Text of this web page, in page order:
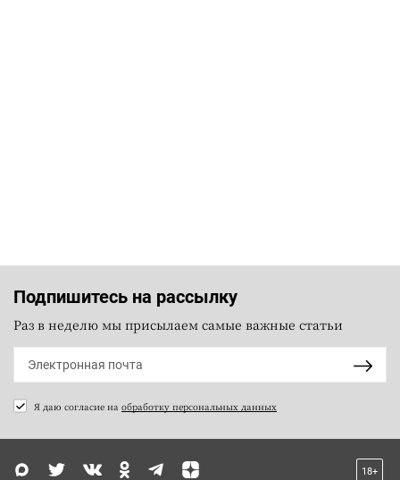
Подпишитесь на рассылку
Раз в неделю мы присылаем самые важные статьи
Я даю согласие на обработку персональных данных
18+